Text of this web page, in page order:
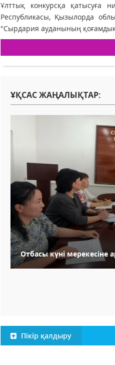
Ұлттық конкурсқа қатысуға
Республикасы, Қызылорда
"Сырдария ауданының
ҰҚСАС ЖАҢАЛЫҚТАР:
Отбасы күні мерекесіне
Пікір қалдыру